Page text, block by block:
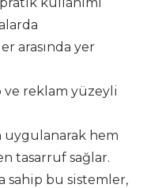
arasında yer
ve reklam yüzeyli
uygulanarak hem
tasarruf sağlar.
sahip bu sistemler,